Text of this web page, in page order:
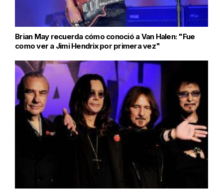
Brian May recuerda cómo conoció a Van Halen: "Fue
como ver a Jimi Hendrix por primera vez"